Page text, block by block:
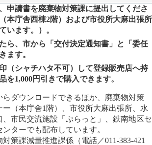
申請書を廃棄物対策課に提出してくださ
本庁舎西棟2階）および市役所大麻出張所
います。）。
ら、市から「交付決定通知書」と「委任
ます。
（シャチハタ不可）して登録販売店へ持
を1,000円引きで購入できます。
ダウンロードできるほか、廃棄物対策
（本庁舎1階）、市役所大麻出張所、水
市民交流施設「ぷらっと」、鉄南地区セ
ターでも配布しています。
策課減量推進課係（電話／011-383-421